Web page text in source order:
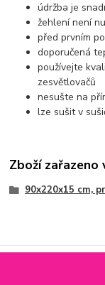
údržba je
žehlení není
před prvním
doporučená
používejte
zesvětlovačů
nesušte na
lze sušit v
Zboží zařazeno
90x220x15 cm,